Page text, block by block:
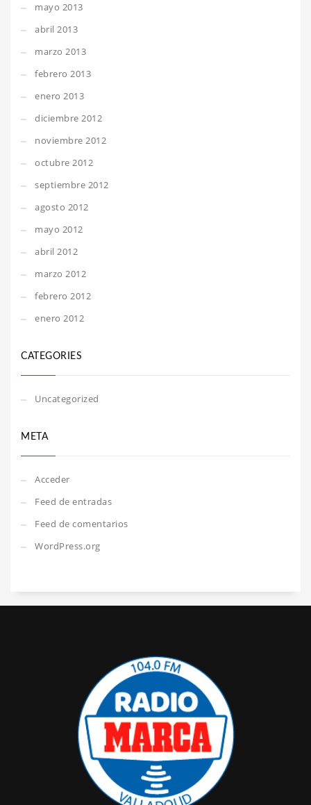
mayo 2013
abril 2013
marzo 2013
febrero 2013
enero 2013
diciembre 2012
noviembre 2012
octubre 2012
septiembre 2012
agosto 2012
mayo 2012
abril 2012
marzo 2012
febrero 2012
enero 2012
CATEGORIES
Uncategorized
META
Acceder
Feed de entradas
Feed de comentarios
WordPress.org